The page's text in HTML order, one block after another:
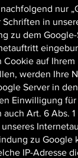
nur
in
zu dem
auf
werden Ihre
Server in
Einwilligung
auch Art. 6 Abs.
zu
IP-Adresse